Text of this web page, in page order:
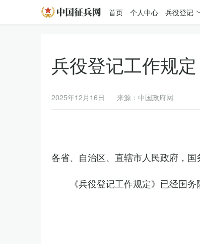
首页 个人中心 兵役登记
兵役登记工作规定
2025年12月16日 来源：中国政府网
各省、自治区、直辖市人民政府，
《兵役登记工作规定》已经国